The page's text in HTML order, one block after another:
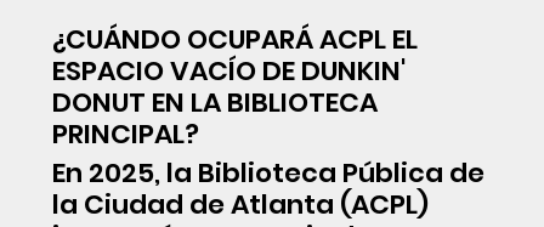
¿CUÁNDO OCUPARÁ ACPL EL
ESPACIO VACÍO DE DUNKIN'
DONUT EN LA BIBLIOTECA
PRINCIPAL?
En 2025, la Biblioteca Pública de
la Ciudad de Atlanta (ACPL)